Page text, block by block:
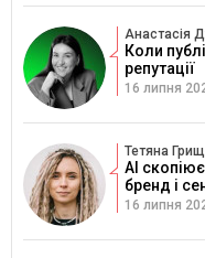
Анастасія
Коли
репутації
16 липня
Тетяна
AI
бренд і
16 липня